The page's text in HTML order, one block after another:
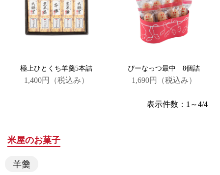
極上ひとくち羊羹5本詰
1,400円 （税込み）
ぴーなっつ最中 8個詰
1,690円 （税込み）
表示件数：1～4/4
米屋のお菓子
羊羹